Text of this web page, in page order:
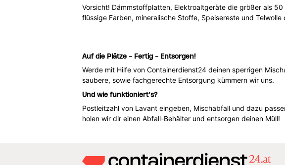
Vorsicht! Dämmstoffplatten, Elektroaltgeräte die größer als
flüssige Farben, mineralische Stoffe, Speisereste und
Auf die Plätze - Fertig - Entsorgen!
Werde mit Hilfe von Containerdienst24 deinen sperrigen
saubere, sowie fachgerechte Entsorgung kümmern wir uns.
Und wie funktioniert’s?
Postleitzahl von Lavant eingeben, Mischabfall und dazu
holen wir dir einen Abfall-Behälter und entsorgen deinen Müll!